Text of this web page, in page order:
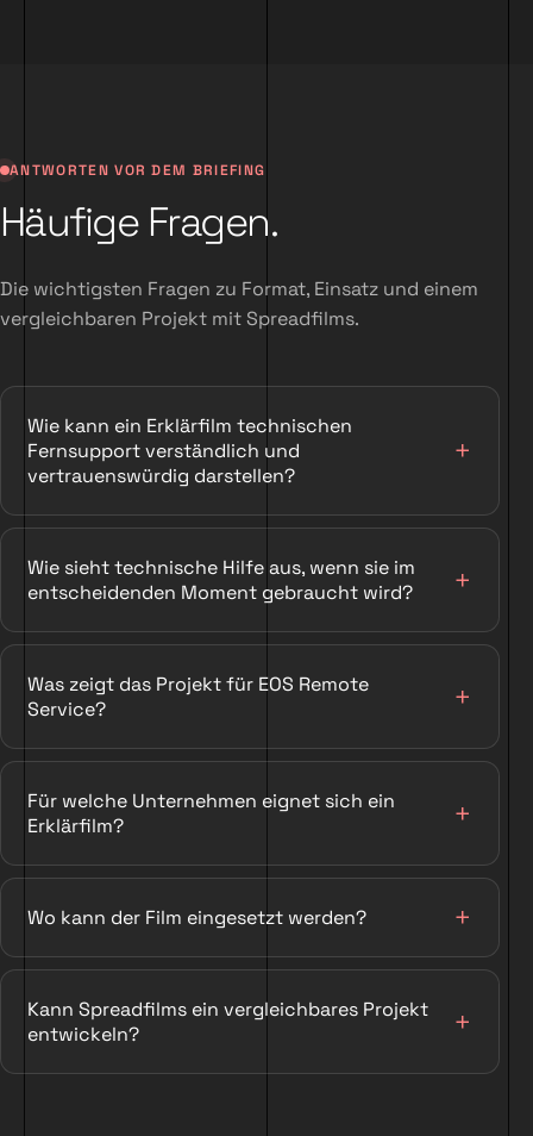
ANTWORTEN VOR DEM BRIEFING
Häufige Fragen.
Die wichtigsten Fragen zu Format, Einsatz und einem
vergleichbaren Projekt mit Spreadfilms.
Wie kann ein Erklärfilm technischen
Fernsupport verständlich und
vertrauenswürdig darstellen?
Wie sieht technische Hilfe aus, wenn sie im
entscheidenden Moment gebraucht wird?
Was zeigt das Projekt für EOS Remote
Service?
Für welche Unternehmen eignet sich ein
Erklärfilm?
Wo kann der Film eingesetzt werden?
Kann Spreadfilms ein vergleichbares Projekt
entwickeln?